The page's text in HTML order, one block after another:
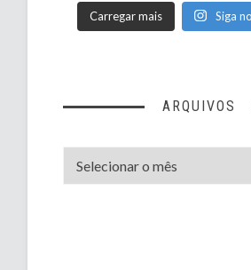
Carregar mais Siga
ARQUIVOS